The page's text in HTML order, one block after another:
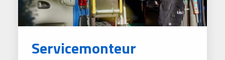
Servicemonteur